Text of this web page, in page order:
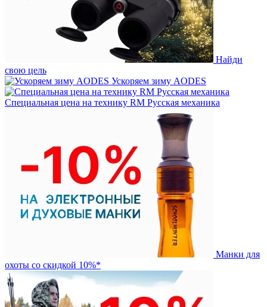
Найди
свою цель
Ускоряем зиму AODES
Специальная цена на технику RM Русская механика
Манки для
охоты со скидкой 10%*